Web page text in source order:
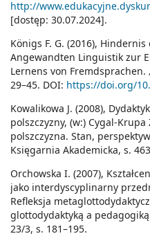
http://
[dostęp: 30.07.2024].
Königs F. G. (2016),
Angewandten Linguistik zur
Lernens von Fremdsprachen.
29–45. DOI: https://doi.org/
Kowalikowa J. (2008),
polszczyzny, (w:) Cygal-Krupa
polszczyzna. Stan,
Księgarnia Akademicka, s.
Orchowska I. (2007),
jako interdyscyplinarny
Refleksja
glottodydaktyką a
23/3, s. 181–195.